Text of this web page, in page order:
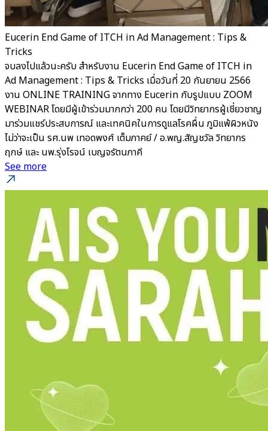
Eucerin End Game of ITCH in Ad Management : Tips &
Tricks
จบลงไปแล้วนะครับ สำหรับงาน Eucerin End Game of ITCH in
Ad Management : Tips & Tricks เมื่อวันที่ 20 กันยายน 2566
งาน ONLINE TRAINING จากทาง Eucerin กับรูปแบบ ZOOM
WEBINAR โดยมีผู้เข้าร่วมมากกว่า 200 คน โดยมีวิทยากรผู้เชี่ยวชาญ
มาร่วมแชร์ประสบการณ์ และเทคนิคในการดูแลโรคผื่น ภูมิแพ้ผิวหนัง
ไม่ว่าจะเป็น รศ.นพ เทอดพงศ์ เต็มภาคย์ / อ.พญ.สัญชวัล วิทยากร
ฤกษ์ และ นพ.รุ่งโรจน์ เบญจรัตนภาคี
See more